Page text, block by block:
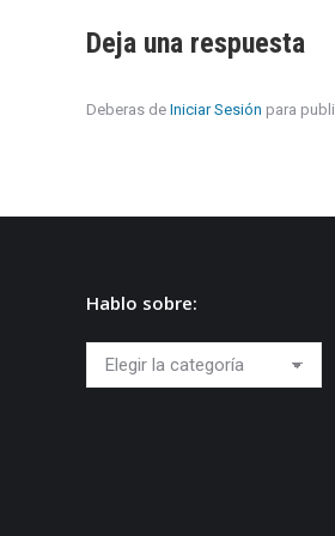
Deja una respuesta
Deberas de Iniciar Sesión para
Hablo sobre:
Hablo
sobre: